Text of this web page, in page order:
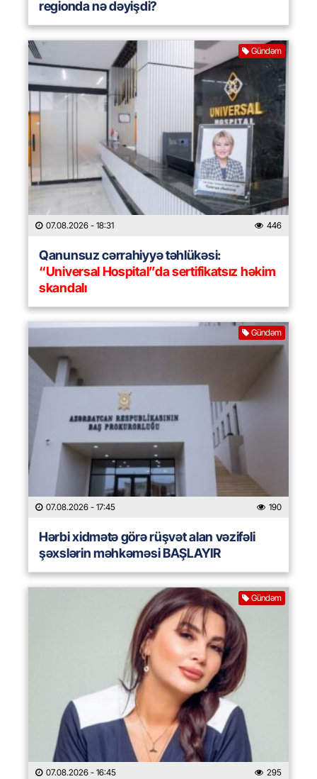
regionda nə dəyişdi?
Gündəm
07.08.2026 - 18:31 446
Qanunsuz cərrahiyyə təhlükəsi:
“Universal Hospital”da sertifikatsız həkim
skandalı
Gündəm
07.08.2026 - 17:45 190
Hərbi xidmətə görə rüşvət alan vəzifəli
şəxslərin məhkəməsi BAŞLAYIR
Gündəm
07.08.2026 - 16:45 295